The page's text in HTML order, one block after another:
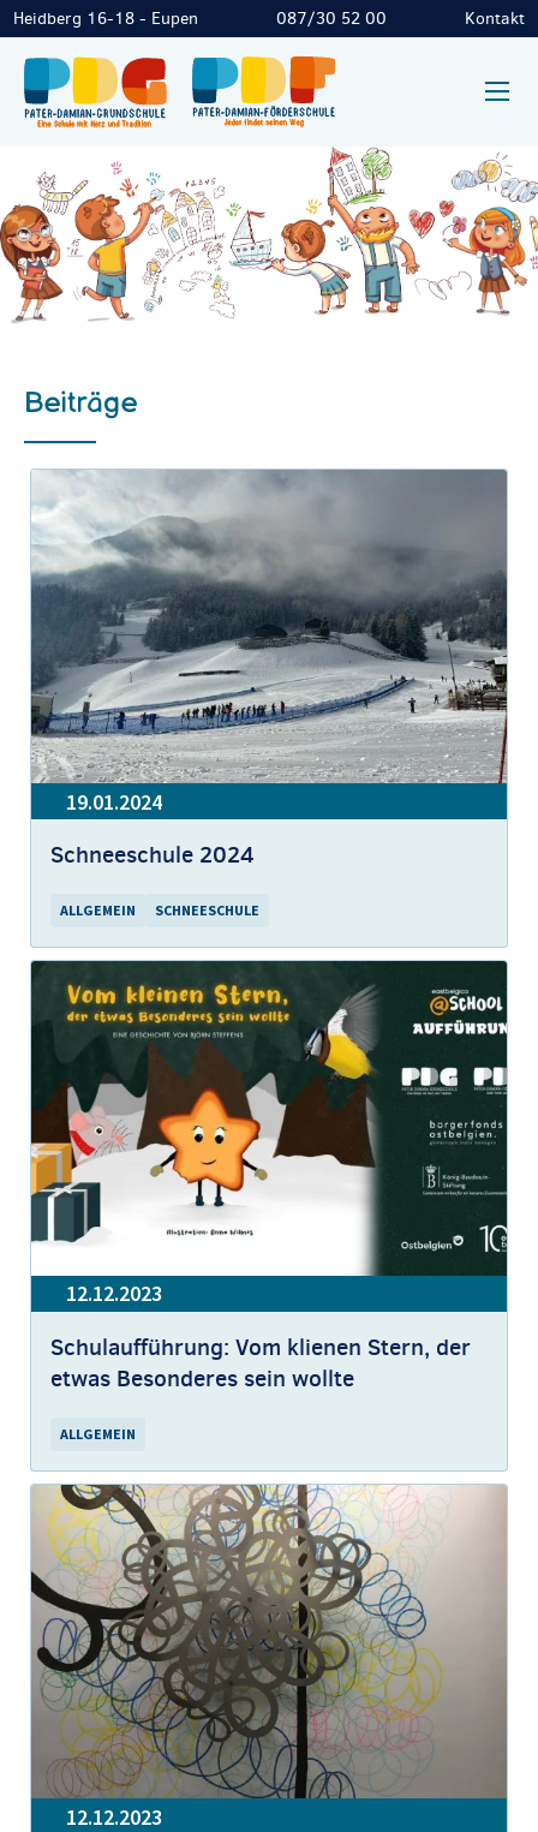
Heidberg 16-18 - Eupen 087/30 52 00 Kontakt
Beiträge
19.01.2024
Schneeschule 2024
ALLGEMEIN SCHNEESCHULE
12.12.2023
Schulaufführung: Vom klienen Stern, der
etwas Besonderes sein wollte
ALLGEMEIN
12.12.2023